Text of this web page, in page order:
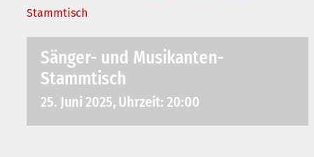
Stammtisch
Sänger- und Musikanten-
Stammtisch
25. Juni 2025, Uhrzeit: 20:00